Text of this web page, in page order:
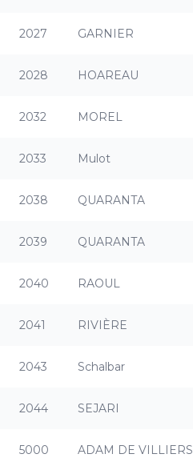
2027 GARNIER
2028 HOAREAU
2032 MOREL
2033 Mulot
2038 QUARANTA
2039 QUARANTA
2040 RAOUL
2041 RIVIÈRE
2043 Schalbar
2044 SEJARI
5000 ADAM DE VILLIERS